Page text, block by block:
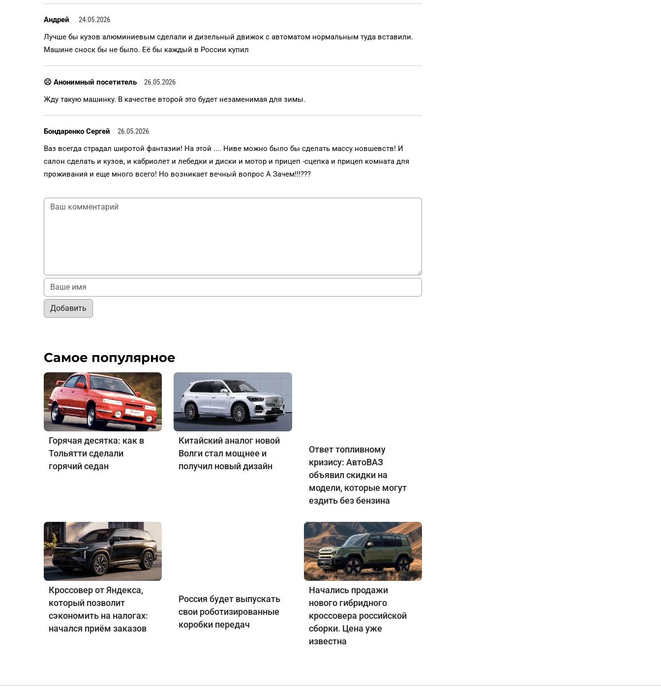
Андрей
24.05.2026
Лучше бы кузов алюминиевым сделали и дизельный движок с автоматом нормальным туда вставили.
Машине сноск бы не было. Её бы каждый в России купил
☹ Анонимный посетитель
26.05.2026
Жду такую машинку. В качестве второй это будет незаменимая для зимы.
Бондаренко Сергей
26.05.2026
Ваз всегда страдал широтой фантазии! На этой .... Ниве можно было бы сделать массу новшевств! И
салон сделать и кузов, и кабриолет и лебедки и диски и мотор и прицеп -сцепка и прицеп комната для
проживания и еще много всего! Но возникает вечный вопрос А Зачем!!!???
Добавить
Самое популярное
Горячая десятка: как в
Тольятти сделали
горячий седан
Китайский аналог новой
Волги стал мощнее и
получил новый дизайн
Ответ топливному
кризису: АвтоВАЗ
объявил скидки на
модели, которые могут
ездить без бензина
Кроссовер от Яндекса,
который позволит
сэкономить на налогах:
начался приём заказов
Россия будет выпускать
свои роботизированные
коробки передач
Начались продажи
нового гибридного
кроссовера российской
сборки. Цена уже
известна